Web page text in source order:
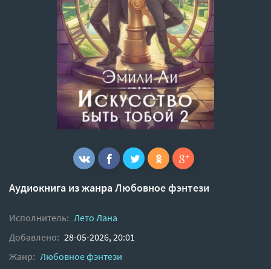
Аудиокнига из жанраЛюбовное фэнтези
Исполнитель: Лето Лана
Добавлено: 28-05-2026, 20:01
Жанр: Любовное фэнтези